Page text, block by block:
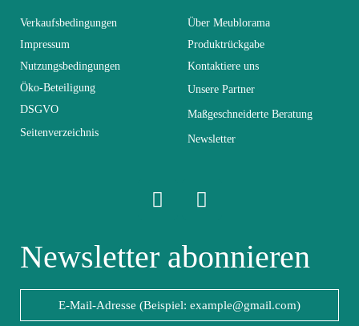
Lieferzeiten (Anz.
Tage)
0
Abmessungen der
Stühle
68x50x70
Stapelbar Stapelbar
Leicht zu pflegen
Verkaufsbedingungen
Impressum
Nutzungsbedingungen
Öko-Beteiligung
DSGVO
Seitenverzeichnis
Über Meublorama
Produktrückgabe
Kontaktiere uns
Unsere Partner
Maßgeschneiderte Beratung
Newsletter
Newsletter abonnieren